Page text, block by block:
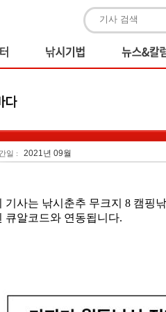
일 : 2021년 09월